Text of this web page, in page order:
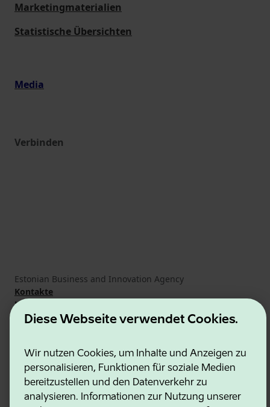
Diese Webseite verwendet Cookies.
Wir nutzen Cookies, um Inhalte und Anzeigen zu
personalisieren, Funktionen für soziale Medien
bereitzustellen und den Datenverkehr zu
analysieren. Informationen zur Nutzung unserer
Marketingmaterialien
Statistische Übersichten
Media
Verbinden
Estonian Business and Innovation Agency
Kontakte
Kooperationspartner
Nutzungsbedingungen